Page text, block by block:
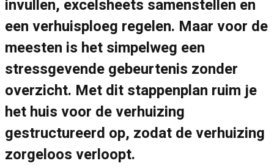
invullen, excelsheets samenstellen en
een verhuisploeg regelen. Maar voor de
meesten is het simpelweg een
stressgevende gebeurtenis zonder
overzicht. Met dit stappenplan ruim je
het huis voor de verhuizing
gestructureerd op, zodat de verhuizing
zorgeloos verloopt.